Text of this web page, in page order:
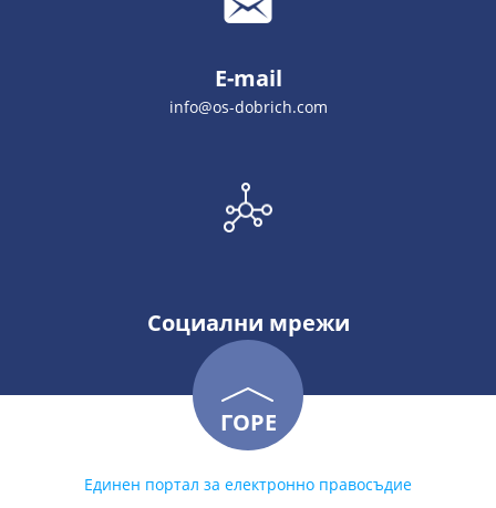
E-mail
info@os-dobrich.com
Социални мрежи
ГОРЕ
Единен портал за електронно правосъдие